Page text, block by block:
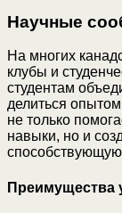
Научные
На многих
клубы и
студентам
делиться
не только
навыки, но и
Преимущества